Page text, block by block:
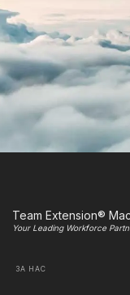
Team Extension®
Your Leading Workforce
ЗА НАС